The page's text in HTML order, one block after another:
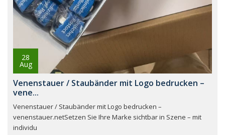
28
Aug
Venenstauer / Staubänder mit Logo bedrucken –
vene...
Venenstauer / Staubänder mit Logo bedrucken –
venenstauer.netSetzen Sie Ihre Marke sichtbar in Szene – mit
individu